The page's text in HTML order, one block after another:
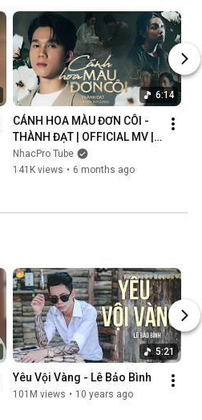
6:14
CÁNH HOA MÀU ĐƠN CÔI -
THÀNH ĐẠT | OFFICIAL MV |
Anh Nghĩ Chắc Là Ý Trời
Nhưng Buồn Lắm Người Ơi...
NhacPro Tube
141K views • 6 months ago
5:21
Yêu Vội Vàng - Lê Bảo Bình
101M views • 10 years ago